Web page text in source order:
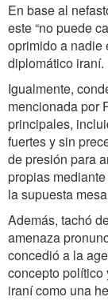
En base al
este “no puede
oprimido a nadie
diplomático iraní.
Igualmente,
mencionada por
principales,
fuertes y sin
de presión para
propias
la supuesta
Además, tachó
amenaza
concedió a la
concepto
iraní como una